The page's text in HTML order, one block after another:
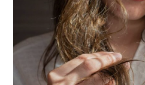
qué
frecuencia
debes
lavarte
la
cara
para